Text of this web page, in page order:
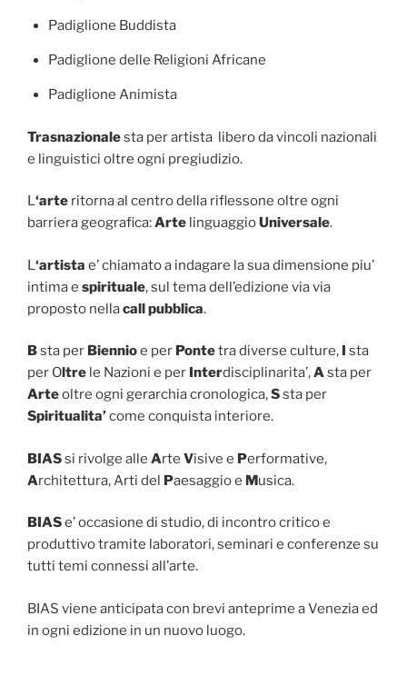
Padiglione Buddista
Padiglione delle Religioni Africane
Padiglione Animista
Trasnazionalesta per artista libero da vincoli nazionali
e linguistici oltre ogni pregiudizio.
L‘arte ritorna al centro della riflessone oltre ogni
barriera geografica:Arte linguaggioUniversale.
L ‘artista e’ chiamato a indagare la sua dimensione piu’
intima e spirituale, sul tema dell’edizione via via
proposto nellacall pubblica.
Bsta per Biennioe per Pontetra diverse culture, I sta
per Oltre le Nazioni e per Interdisciplinarita’,Asta per
Arteoltre ogni gerarchia cronologica,Ssta per
Spiritualita’come conquista interiore.
BIASsi rivolge alle Arte Visive e Performative,
Architettura, Arti del Paesaggio e Musica.
BIASe’ occasione di studio, di incontro critico e
produttivo tramite laboratori, seminari e conferenze su
tutti temi connessi all’arte.
BIAS viene anticipata con brevi anteprime a Venezia ed
in ogni edizione in un nuovo luogo.